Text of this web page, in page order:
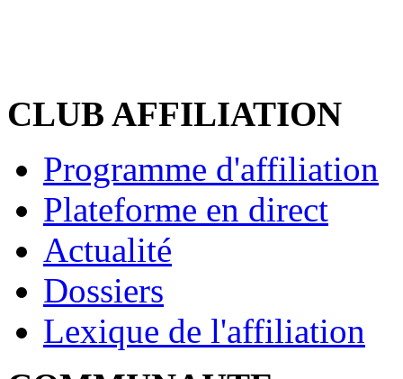
CLUB AFFILIATION
Programme d'affiliation
Plateforme en direct
Actualité
Dossiers
Lexique de l'affiliation